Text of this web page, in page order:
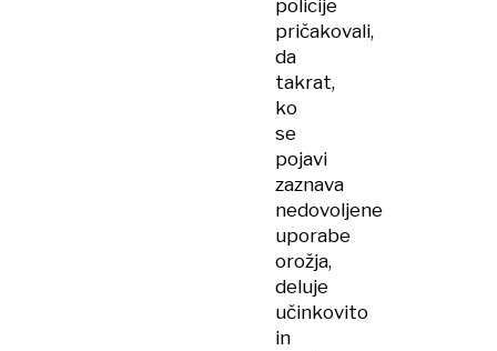
policije
pričakovali,
da
takrat,
ko
se
pojavi
zaznava
nedovoljene
uporabe
orožja,
deluje
učinkovito
in